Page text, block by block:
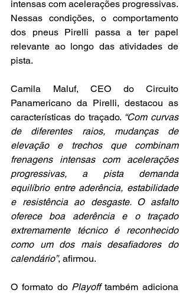
intensas com acelerações progressivas.
Nessas condições, o comportamento
dos pneus Pirelli passa a ter papel
relevante ao longo das atividades de
pista.
Camila Maluf, CEO do Circuito
Panamericano da Pirelli, destacou as
características do traçado. “Com curvas
de diferentes raios, mudanças de
elevação e trechos que combinam
frenagens intensas com acelerações
progressivas, a pista demanda
equilíbrio entre aderência, estabilidade
e resistência ao desgaste. O asfalto
oferece boa aderência e o traçado
extremamente técnico é reconhecido
como um dos mais desafiadores do
calendário”, afirmou.
O formato do Playoff também adiciona